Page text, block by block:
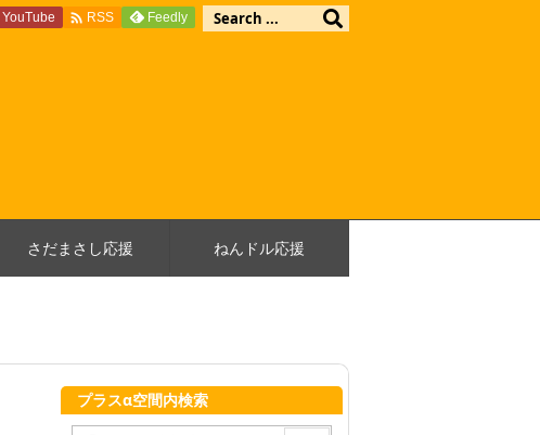
さだまさし応援 ねんドル応援
YouTube  RSS Feedly
プラスα空間内検索